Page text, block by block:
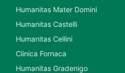
Humanitas Mater Domini
Humanitas Castelli
Humanitas Cellini
Clinica Fornaca
Humanitas Gradenigo